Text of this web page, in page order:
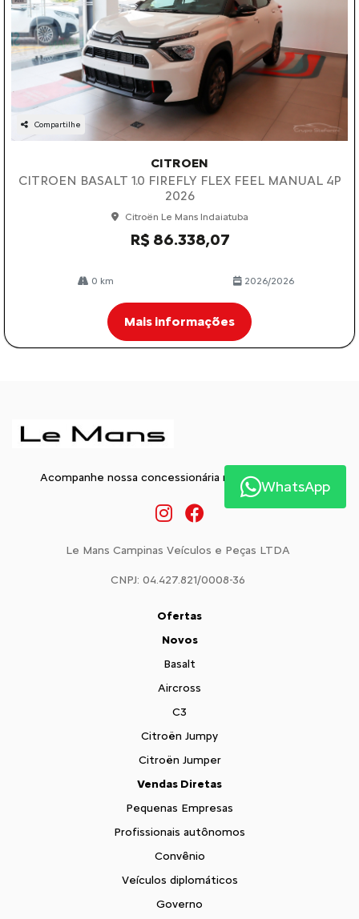
Compartilhe
CITROEN
CITROEN BASALT 1.0 FIREFLY FLEX FEEL MANUAL 4P
2026
Citroën Le Mans Indaiatuba
R$ 86.338,07
0 km 2026/2026
Mais informações
Acompanhe nossa concessionária nas Redes Sociais:
Le Mans Campinas Veículos e Peças LTDA
CNPJ: 04.427.821/0008-36
Ofertas
Novos
Basalt
Aircross
C3
Citroën Jumpy
Citroën Jumper
Vendas Diretas
Pequenas Empresas
Profissionais autônomos
Convênio
Veículos diplomáticos
Governo
WhatsApp